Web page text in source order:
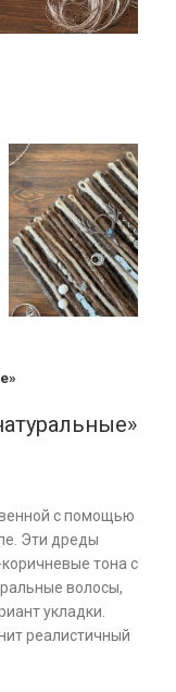
с помощью
Эти дреды
тона с
волосы,
укладки.
реалистичный